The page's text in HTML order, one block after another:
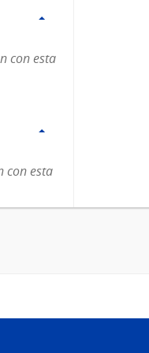
con esta
con esta